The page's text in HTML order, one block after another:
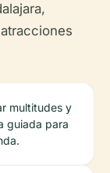
multitudes y
guiada para